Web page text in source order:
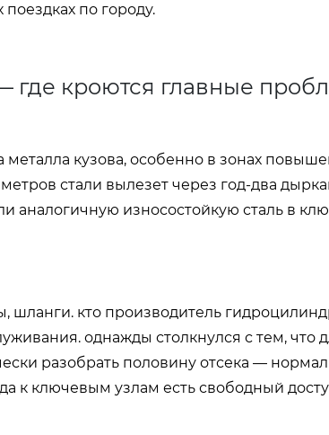
по городу.
где кроются главные
металла кузова, особенно в зонах
стали вылезет через год-два
аналогичную износостойкую сталь в
кто производитель
однажды столкнулся с тем, что
разобрать половину отсека —
к ключевым узлам есть свободный